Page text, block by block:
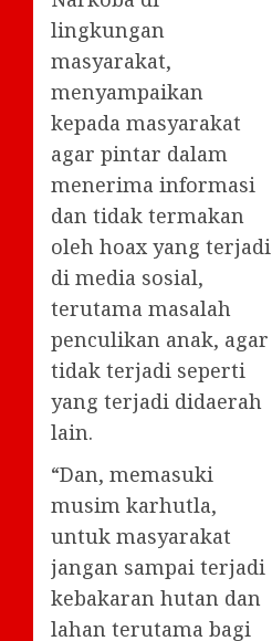
lingkungan
masyarakat,
menyampaikan
kepada masyarakat
agar pintar dalam
menerima informasi
dan tidak termakan
oleh hoax yang terjadi
di media sosial,
terutama masalah
penculikan anak, agar
tidak terjadi seperti
yang terjadi didaerah
lain.
“Dan, memasuki
musim karhutla,
untuk masyarakat
jangan sampai terjadi
kebakaran hutan dan
lahan terutama bagi